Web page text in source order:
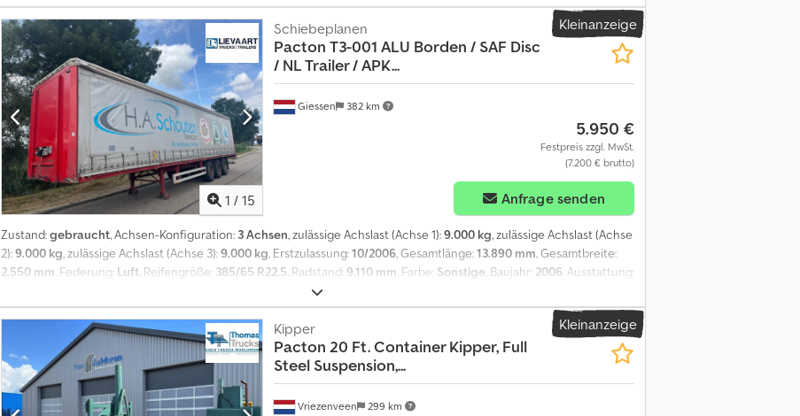
Weitere Informationen = Achskonfiguration Reifenmaß: 435/50 R19,5 Bremsen: Scheibenbremsen Federung:
Luftfederung Hinterachse 1: Max. Achslast: 9000 kg Hinterachse 2: Max. Achslast: 9000 kg Gewichte Leergewicht: 7.650
kg Zuladung: 22.350 kg zGG: 30.000 kg Funktionell Marke des Aufbaus: FRIGOBLOCK Ausziehbarer Aufbau: Ja Wartung,
Verlauf und Zustand APK (Technische Hauptuntersuchung): geprüft bis 11.2026 Technischer Zustand: sehr gut
Optischer Zustand: sehr gut Identifikation Kennzeichen: OS-37-BY
Kleinanzeige
1 / 15
Giessen 382 km
Schiebeplanen
Pacton T3-001 ALU Borden / SAF Disc
/ NL Trailer / APK...
5.950 €
Festpreis zzgl. MwSt.
(7.200 € brutto)
Anfrage senden
Zustand:gebraucht, Achsen-Konfiguration: 3 Achsen, zulässige Achslast (Achse 1):9.000 kg, zulässige Achslast (Achse
2):9.000 kg, zulässige Achslast (Achse 3):9.000 kg, Erstzulassung:10/2006, Gesamtlänge:13.890 mm, Gesamtbreite:
2.550 mm, Federung: Luft, Reifengröße: 385/65 R22.5, Radstand: 9.110 mm, Farbe: Sonstige, Baujahr: 2006, Ausstattung:
, = Weitere Optionen und Zubehör = - Luftfederung - SAF Assen - Scheibenbremsen - Schiebedach = Weitere
Informationen = Achskonfiguration Reifenmaß: 385/65 R22.5 Marke Achsen: SAF Hinterachse 1: Max. Achslast: 9000 kg;
Reifen Profil links: 30%; Reifen Profil rechts: 30% Hinterachse 2: Max. Achslast: 9000 kg; Reifen Profil links: 30%; Reifen
Profil rechts: 30% Hinterachse 3: Max. Achslast: 9000 kg; Reifen Profil links: 30%; Reifen Profil rechts: 70% Djdpfxezr Eb
Is Algsck Gewichte Leergewicht: 6.600 kg Zuladung: 32.400 kg zGG: 39.000 kg Wartung APK (Technische
Hauptuntersuchung): geprüft bis 03.2027 Identifikation Kennzeichen: OJ-31-KY
Kleinanzeige
Vriezenveen 299 km
Kipper
Pacton 20 Ft. Container Kipper, Full
Steel Suspension,...